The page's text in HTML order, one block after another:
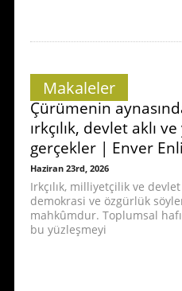
Makaleler
Çürümenin
ırkçılık, devlet aklı
gerçekler | Enver Enli
Haziran 23rd, 2026
Irkçılık, milliyetçilik ve
demokrasi ve özgürlük
mahkûmdur. Toplumsal
bu yüzleşmeyi